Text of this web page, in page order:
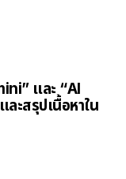
และ “AI
ะสรุปเนื้อหาใน